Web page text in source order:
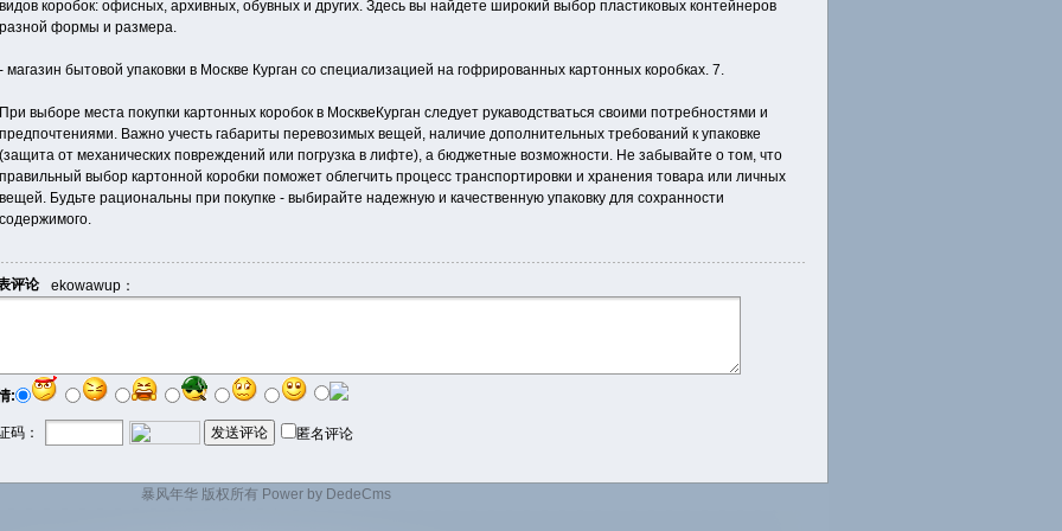
видов коробок: офисных, архивных, обувных и других. Здесь вы найдете широкий выбор пластиковых контейнеров
разной формы и размера.
- магазин бытовой упаковки в Москве Курган со специализацией на гофрированных картонных коробках. 7.
При выборе места покупки картонных коробок в МосквеКурган следует рукаводстваться своими потребностями и
предпочтениями. Важно учесть габариты перевозимых вещей, наличие дополнительных требований к упаковке
(защита от механических повреждений или погрузка в лифте), а бюджетные возможности. Не забывайте о том, что
правильный выбор картонной коробки поможет облегчить процесс транспортировки и хранения товара или личных
вещей. Будьте рациональны при покупке - выбирайте надежную и качественную упаковку для сохранности
содержимого.
评论 ekowawup：
:
码： 匿名评论
暴风年华 版权所有 Power by DedeCms